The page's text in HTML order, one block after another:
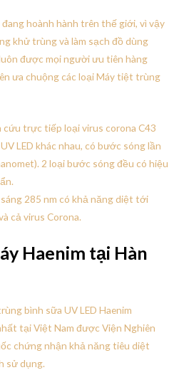
hoành hành trên thế giới, vì vậy
khử trùng và làm sạch đồ dùng
được mọi người ưu tiên hàng
ưa chuộng các loại Máy tiệt trùng
cứu trực tiếp loại virus corona C43
LED khác nhau, có bước sóng lần
2 loại bước sóng đều có hiệu
285 nm có khả năng diệt tới
cả virus Corona.
Haenim tại Hàn
bình sữa UV LED Haenim
tại Việt Nam được Viện Nghiên
chứng nhận khả năng tiêu diệt
sử dụng.